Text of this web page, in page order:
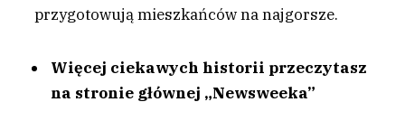
przygotowują mieszkańców na najgorsze.
Więcej ciekawych historii przeczytasz
na stronie głównej „Newsweeka”